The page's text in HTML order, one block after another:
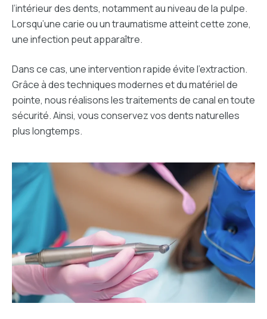
l’intérieur des dents, notamment au niveau de la pulpe.
Lorsqu’une carie ou un traumatisme atteint cette zone,
une infection peut apparaître.
Dans ce cas, une intervention rapide évite l’extraction.
Grâce à des techniques modernes et du matériel de
pointe, nous réalisons les traitements de canal en toute
sécurité. Ainsi, vous conservez vos dents naturelles
plus longtemps.